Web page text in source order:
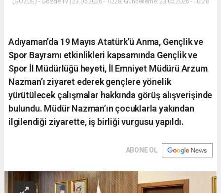
Adıyaman’da 19 Mayıs Atatürk’ü Anma, Gençlik ve
Spor Bayramı etkinlikleri kapsamında Gençlik ve
Spor İl Müdürlüğü heyeti, İl Emniyet Müdürü Arzum
Nazman’ı ziyaret ederek gençlere yönelik
yürütülecek çalışmalar hakkında görüş alışverişinde
bulundu. Müdür Nazman’ın çocuklarla yakından
ilgilendiği ziyarette, iş birliği vurgusu yapıldı.
ABONE OL